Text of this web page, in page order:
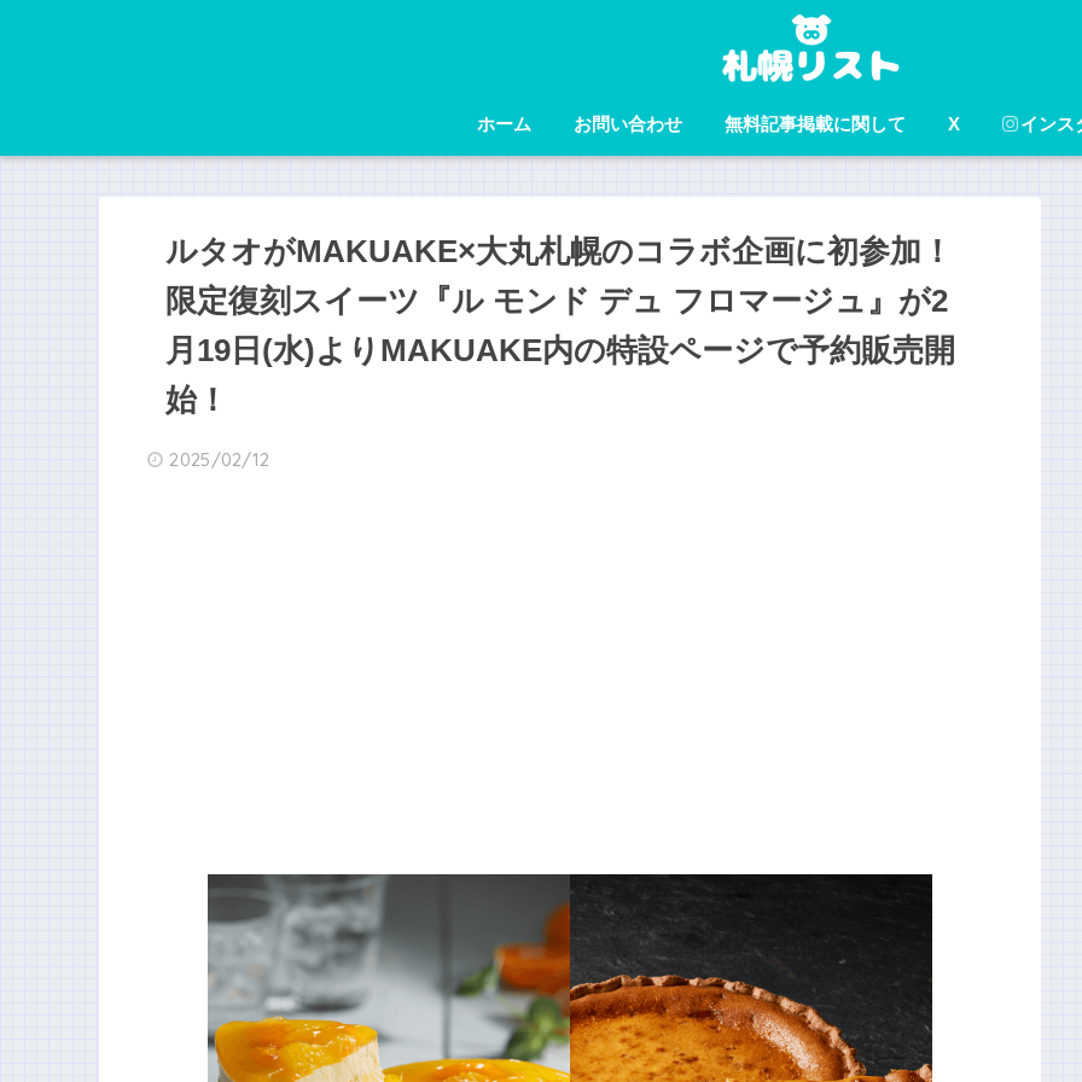
ホーム お問い合わせ 無料記事掲載に関して X インス
ルタオがMAKUAKE×大丸札幌のコラボ企画に初参加！
限定復刻スイーツ『ル モンド デュ フロマージュ』が2
月19日(水)よりMAKUAKE内の特設ページで予約販売開
始！
2025/02/12